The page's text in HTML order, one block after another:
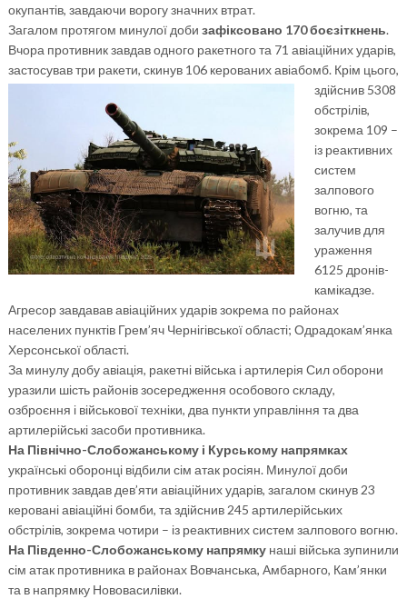
окупантів, завдаючи ворогу значних втрат.
Загалом протягом минулої доби зафіксовано 170 боєзіткнень.
Вчора противник завдав одного ракетного та 71 авіаційних ударів,
застосував три ракети, скинув 106 керованих авіабомб. Крім цього,
здійснив 5308
обстрілів,
зокрема 109 –
із реактивних
систем
залпового
вогню, та
залучив для
ураження
6125 дронів-
камікадзе.
Агресор завдавав авіаційних ударів зокрема по районах
населених пунктів Грем’яч Чернігівської області; Одрадокам’янка
Херсонської області.
За минулу добу авіація, ракетні війська і артилерія Сил оборони
уразили шість районів зосередження особового складу,
озброєння і військової техніки, два пункти управління та два
артилерійські засоби противника.
На Північно-Слобожанському і Курському напрямках
українські оборонці відбили сім атак росіян. Минулої доби
противник завдав дев’яти авіаційних ударів, загалом скинув 23
керовані авіаційні бомби, та здійснив 245 артилерійських
обстрілів, зокрема чотири – із реактивних систем залпового вогню.
На Південно-Слобожанському напрямкунаші війська зупинили
сім атак противника в районах Вовчанська, Амбарного, Кам’янки
та в напрямку Нововасилівки.